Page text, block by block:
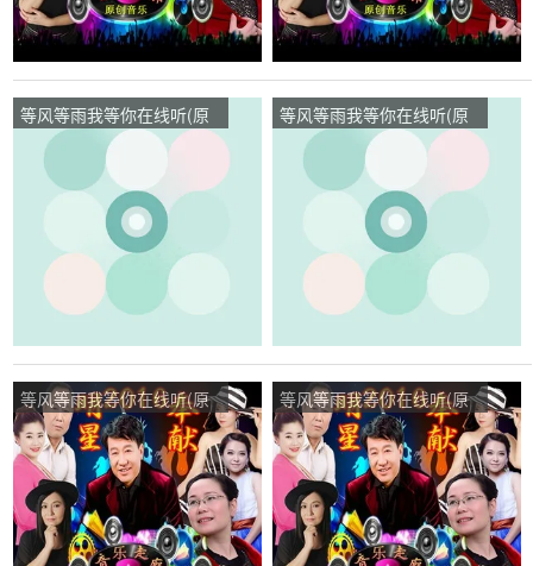
等风等雨我等你在线听(原
唱是音乐走廊/歌一生)，云
飞扬演唱点播:34次
等风等雨我等你在线听(原
唱是音乐走廊/歌一生)，小
群演唱点播:25次
等风等雨我等你在线听(原
唱是音乐走廊/歌一生)，吉
祥如意演唱点播:53次
等风等雨我等你在线听(原
唱是花树)，明天会更好演
唱点播:211次